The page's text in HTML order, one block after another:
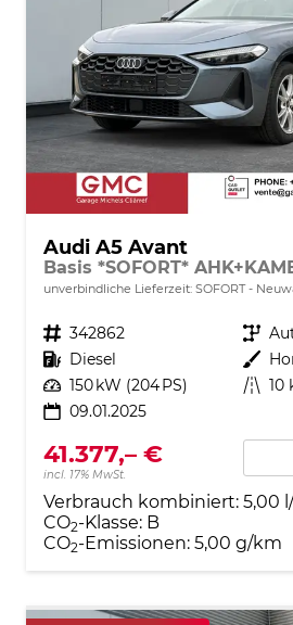
Audi A5 Avant
unverbindliche Lieferzeit: SOFORT
Fahrzeugnr. 342862 Getriebe
Kraftstoff Diesel Außenfarbe
Leistung 150 kW (204 PS) Kilometerstand 10
09.01.2025
41.377,– €
incl. 17% MwSt.
Verbrauch kombiniert: 5,00
CO2-Klasse: B
CO2-Emissionen: 5,00 g/km